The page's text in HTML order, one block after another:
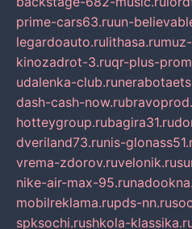
prime-cars63.ruun-
legardoauto.rulithasa.ru
kinozadrot-3.ruqr-plus-
udalenka-club.ru
dash-cash-now.ru
hotteygroup.rubagira31.ru
dveriland73.runis-
vrema-zdorov.ruvelonik.ru
nike-air-max-95.ru
mobilreklama.rupds-nn.ru
spksochi.rushkola-